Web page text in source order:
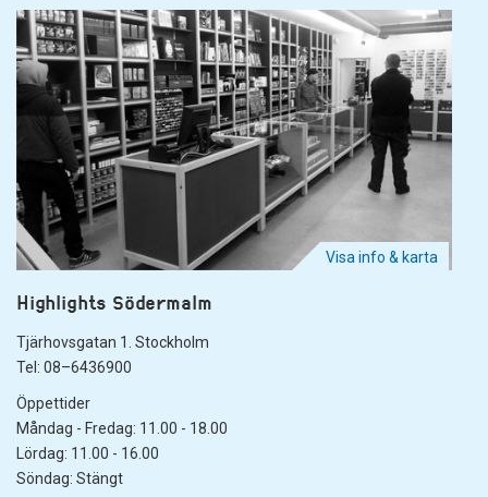
Visa info & karta
Highlights Södermalm
Tjärhovsgatan 1. Stockholm
Tel: 08–6436900
Öppettider
Måndag - Fredag: 11.00 - 18.00
Lördag: 11.00 - 16.00
Söndag: Stängt